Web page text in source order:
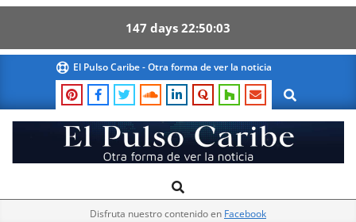
147 days 22 50 02
content
El Pulso Caribe - Otra forma de ver la noticia
Search
El
Pulso
Navigation
Search
Disfruta nuestro contenido en Facebook